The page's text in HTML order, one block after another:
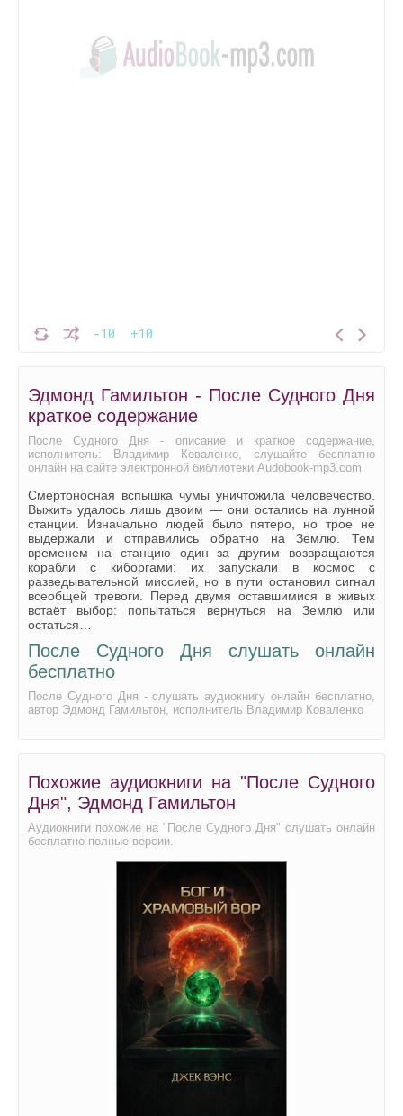
-10 +10
Эдмонд Гамильтон - После Судного Дня
краткое содержание
После Судного Дня - описание и краткое содержание,
исполнитель: Владимир Коваленко, слушайте бесплатно
онлайн на сайте электронной библиотеки Audobook-mp3.com
Смертоносная вспышка чумы уничтожила человечество.
Выжить удалось лишь двоим — они остались на лунной
станции. Изначально людей было пятеро, но трое не
выдержали и отправились обратно на Землю. Тем
временем на станцию один за другим возвращаются
корабли с киборгами: их запускали в космос с
разведывательной миссией, но в пути остановил сигнал
всеобщей тревоги. Перед двумя оставшимися в живых
встаёт выбор: попытаться вернуться на Землю или
остаться…
После Судного Дня слушать онлайн
бесплатно
После Судного Дня - слушать аудиокнигу онлайн бесплатно,
автор Эдмонд Гамильтон, исполнитель Владимир Коваленко
Похожие аудиокниги на "После Судного
Дня", Эдмонд Гамильтон
Аудиокниги похожие на "После Судного Дня" слушать онлайн
бесплатно полные версии.